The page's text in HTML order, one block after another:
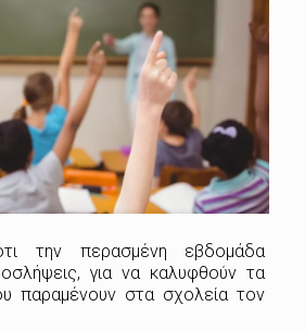
την περασμένη εβδομάδα
για να καλυφθούν τα
παραμένουν στα σχολεία τον